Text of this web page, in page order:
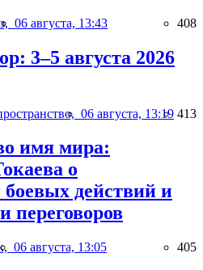
06 августа, 13:43 408
3–5 августа 2026
06 августа, 13:19 413
имя мира:
о
действий и
переговоров
06 августа, 13:05 405